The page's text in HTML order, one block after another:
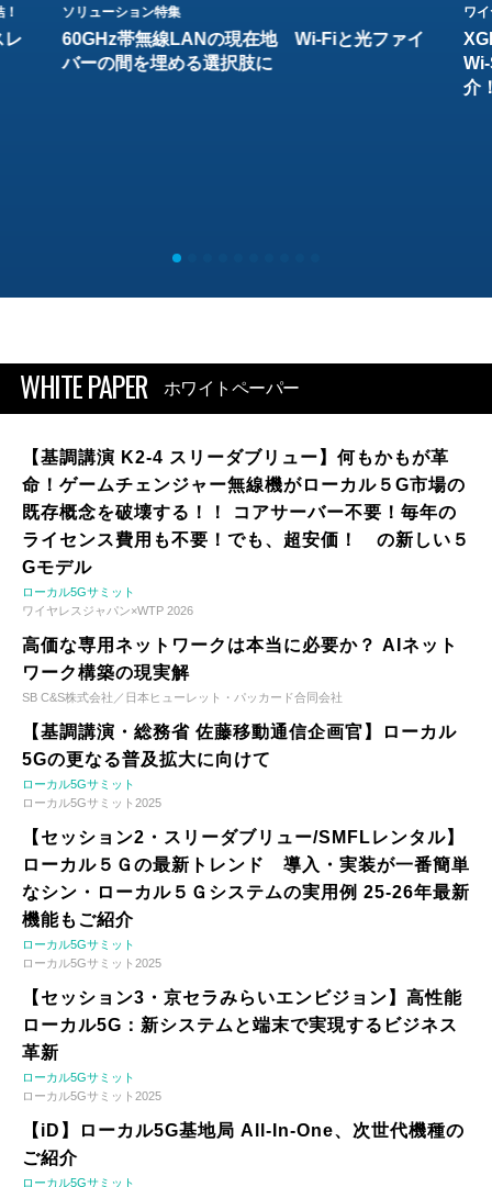
レ
ソリューション特集
60GHz帯無線LANの現在地 Wi-Fiと光ファイ
バーの間を埋める選択肢に
ワ
介
WHITE PAPER ホワイトペーパー
【基調講演 K2-4 スリーダブリュー】何もかもが革
命！ゲームチェンジャー無線機がローカル５G市場の
既存概念を破壊する！！ コアサーバー不要！毎年の
ライセンス費用も不要！でも、超安価！ の新しい５
Gモデル
ローカル5Gサミット
ワイヤレスジャパン×WTP 2026
高価な専用ネットワークは本当に必要か？ AIネット
ワーク構築の現実解
SB C&S株式会社／日本ヒューレット・パッカード合同会社
【基調講演・総務省 佐藤移動通信企画官】ローカル
5Gの更なる普及拡大に向けて
ローカル5Gサミット
ローカル5Gサミット2025
【セッション2・スリーダブリュー/SMFLレンタル】
ローカル５Ｇの最新トレンド 導入・実装が一番簡単
なシン・ローカル５Ｇシステムの実用例 25-26年最新
機能もご紹介
ローカル5Gサミット
ローカル5Gサミット2025
【セッション3・京セラみらいエンビジョン】高性能
ローカル5G：新システムと端末で実現するビジネス
革新
ローカル5Gサミット
ローカル5Gサミット2025
【iD】ローカル5G基地局 All-In-One、次世代機種の
ご紹介
ローカル5Gサミット